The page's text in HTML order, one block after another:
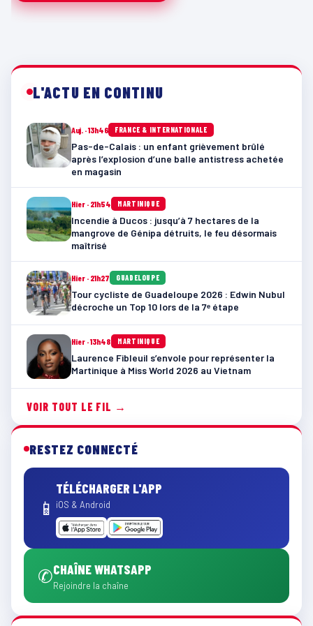
L'ACTU EN CONTINU
Auj. · 13h46 FRANCE & INTERNATIONALE
Pas-de-Calais : un enfant grièvement brûlé
après l’explosion d’une balle antistress achetée
en magasin
Hier · 21h54 MARTINIQUE
Incendie à Ducos : jusqu’à 7 hectares de la
mangrove de Génipa détruits, le feu désormais
maîtrisé
Hier · 21h27 GUADELOUPE
Tour cycliste de Guadeloupe 2026 : Edwin Nubul
décroche un Top 10 lors de la 7ᵉ étape
Hier · 13h48 MARTINIQUE
Laurence Fibleuil s’envole pour représenter la
Martinique à Miss World 2026 au Vietnam
VOIR TOUT LE FIL →
RESTEZ CONNECTÉ
📱
TÉLÉCHARGER L'APP
iOS & Android
✆CHAÎNE WHATSAPP
Rejoindre la chaîne